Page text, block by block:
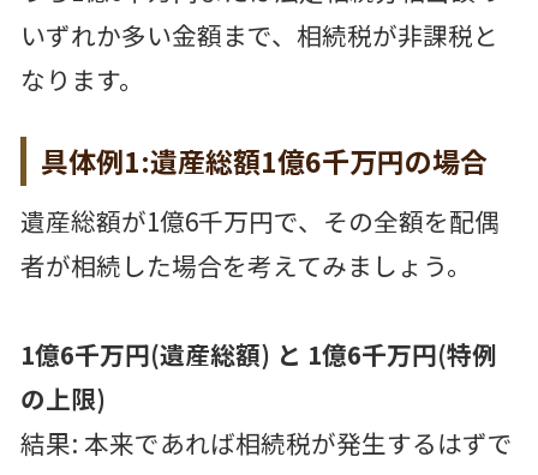
いずれか多い金額まで、相続税が非課税と
なります。
具体例1:遺産総額1億6千万円の場合
遺産総額が1億6千万円で、その全額を配偶
者が相続した場合を考えてみましょう。
1億6千万円(遺産総額) と 1億6千万円(特例
の上限)
結果: 本来であれば相続税が発生するはずで